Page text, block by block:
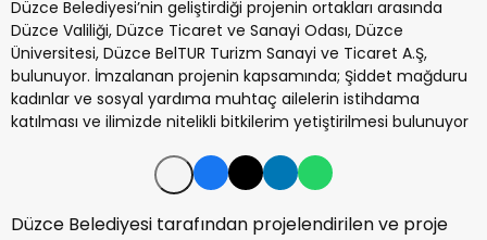
Düzce Belediyesi’nin geliştirdiği projenin ortakları arasında
Düzce Valiliği, Düzce Ticaret ve Sanayi Odası, Düzce
Üniversitesi, Düzce BelTUR Turizm Sanayi ve Ticaret A.Ş,
bulunuyor. İmzalanan projenin kapsamında; Şiddet mağduru
kadınlar ve sosyal yardıma muhtaç ailelerin istihdama
katılması ve ilimizde nitelikli bitkilerim yetiştirilmesi bulunuyor
Düzce Belediyesi tarafından projelendirilen ve proje